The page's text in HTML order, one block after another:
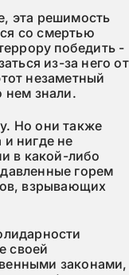
эта решимость
со смертью
победить -
из-за него от
незаметный
нем знали.
Но они также
нигде не
в какой-либо
горем
взрывающих
своей
законами,